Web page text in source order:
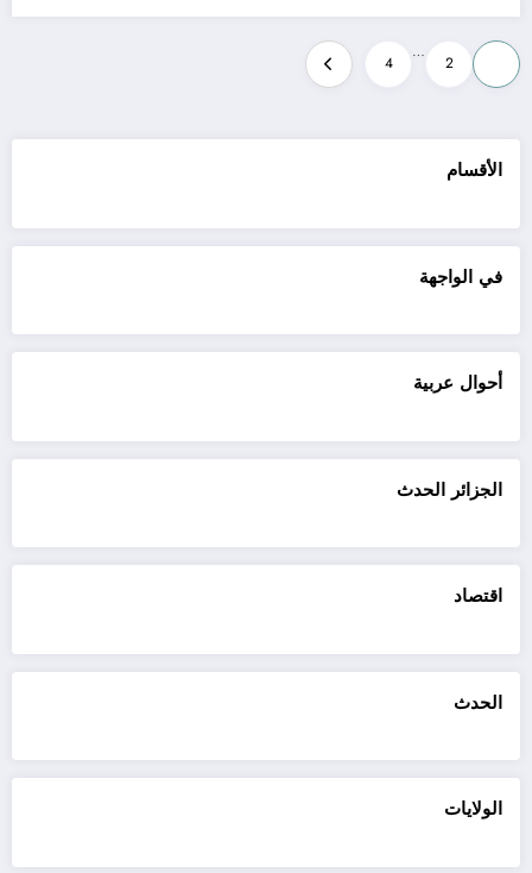
Posts
pagination
2
…
4
الأقسام
في الواجهة
أحوال عربية
الجزائر الحدث
اقتصاد
الحدث
الولايات